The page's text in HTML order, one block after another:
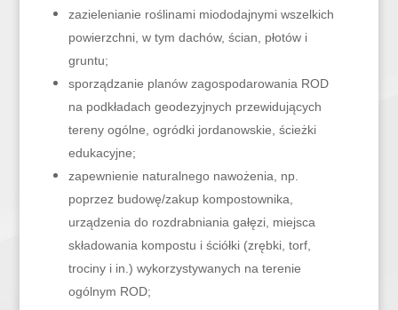
zazielenianie roślinami miododajnymi wszelkich
powierzchni, w tym dachów, ścian, płotów i
gruntu;
sporządzanie planów zagospodarowania ROD
na podkładach geodezyjnych przewidujących
tereny ogólne, ogródki jordanowskie, ścieżki
edukacyjne;
zapewnienie naturalnego nawożenia, np.
poprzez budowę/zakup kompostownika,
urządzenia do rozdrabniania gałęzi, miejsca
składowania kompostu i ściółki (zrębki, torf,
trociny i in.) wykorzystywanych na terenie
ogólnym ROD;